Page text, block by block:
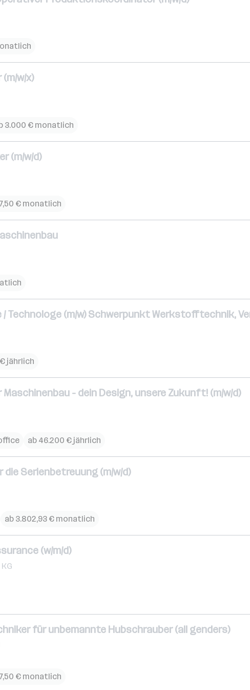
w/x)
3.000 € monatlich
(m/w/d)
€ monatlich
/ Technologe (m/w) Schwerpunkt Werkstofftechnik,
€ jährlich
- dein Design, unsere Zukunft! (m/w/d)
ab 46.200 € jährlich
Serienbetreuung (m/w/d)
ab 3.802,93 € monatlich
(w/m/d)
für unbemannte Hubschrauber (all genders)
€ monatlich